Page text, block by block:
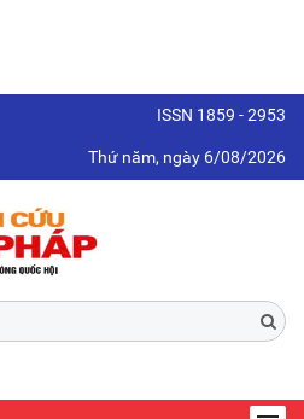
ISSN 1859 - 2953
Thứ năm, ngày 6/08/2026